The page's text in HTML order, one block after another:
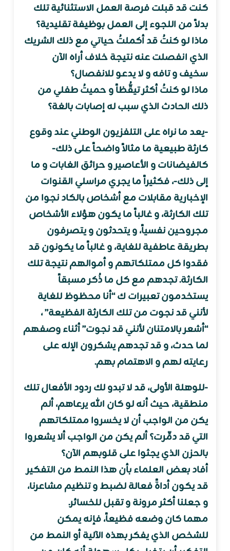
كنت قد قبلت فرصة العمل الاستثنائية تلك
بدلاً من اللجوء إلى العمل بوظيفة تقليدية؟
ماذا لو كنتُ قد أكملتُ حياتي مع ذلك الشريك
الذي انفصلت عنه نتيجة خلاف أراه الآن
سخيف و تافه و لا يدعو للانفصال؟
ماذا لو كنتُ أكثر تيقُّظاً و حميتُ طفلي من
ذلك الحادث الذي سبب له إصابات بالغة؟
-يعد ما نراه على التلفزيون الوطني عند وقوع
كارثة طبيعية ما مثالاً واضحاً على ذلك-
كالفيضانات و الأعاصير و حرائق الغابات و ما
إلى ذلك-، فكثيراً ما يجري مراسلي القنوات
الإخبارية مقابلات مع أشخاص بالكاد نجوا من
تلك الكارثة، و غالباً ما يكون هؤلاء الأشخاص
مجروحين نفسياً، و يتحدثون و يتصرفون
بطريقة عاطفية للغاية، و غالباً ما يكونون قد
فقدوا كل ممتلكاتهم و أموالهم نتيجة تلك
الكارثة. تجدهم مع كل ما ذُكر مسبقاً
يستخدمون تعبيرات ك “أنا محظوظ للغاية
لأنني قد نجوت من تلك الكارثة الفظيعة” ،
“أشعر بالامتنان لأنني قد نجوت” أثناء وصفهم
لما حدث، و قد تجدهم يشكرون الإله على
رعايته لهم و الاهتمام بهم.
-للوهلة الأولى، قد لا تبدو لك ردود الأفعال تلك
منطقية، حيث أنه لو كان الله يرعاهم، ألم
يكن من الواجب أن لا يخسروا ممتلكاتهم
التي قد دمِّرت؟ ألم يكن من الواجب ألا يشعروا
بالحزن الذي يجثوا على قلوبهم الآن؟
أفاد بعض العلماء بأن هذا النمط من التفكير
قد يكون أداةً فعالة لضبط و تنظيم مشاعرنا،
و جعلنا أكثر مرونة و تقبل للخسائر.
مهما كان وضعه فظيعاً، فإنه يمكن
للشخص الذي يفكر بهذه الآلية أو النمط من